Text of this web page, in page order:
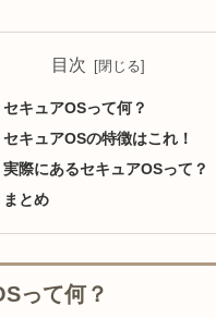
目次
セキュアOSって何？
セキュアOSの特徴はこれ！
実際にあるセキュアOSって？
まとめ
って何？